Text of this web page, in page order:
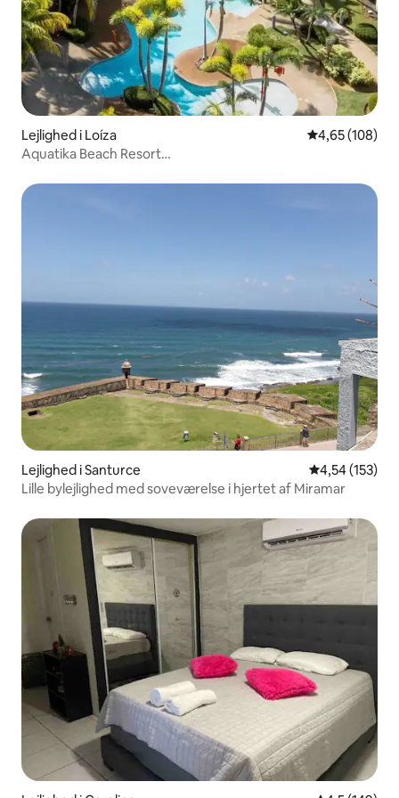
Lejlighed i Loíza 4,65 ud af 5 i
4,65 (108)
Aquatika Beach Resort
Lejlighed i Santurce 4,54 ud af 5 i
4,54 (153)
Lille bylejlighed med soveværelse i hjertet af Miramar